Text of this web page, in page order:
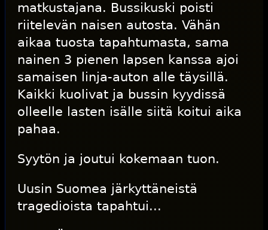
matkustajana. Bussikuski poisti
riitelevän naisen autosta. Vähän
aikaa tuosta tapahtumasta, sama
nainen 3 pienen lapsen kanssa ajoi
samaisen linja-auton alle täysillä.
Kaikki kuolivat ja bussin kyydissä
olleelle lasten isälle siitä koitui aika
pahaa.
Syytön ja joutui kokemaan tuon.
Uusin Suomea järkyttäneistä
tragedioista tapahtui...